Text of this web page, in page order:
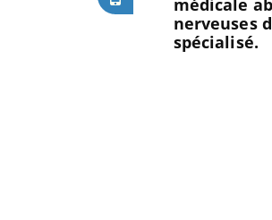
médicale
nerveuses
spécialisé.
Comment
pendant